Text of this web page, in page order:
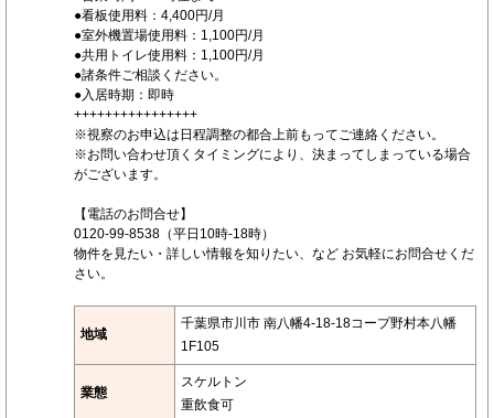
●看板使用料：4,400円/月
●室外機置場使用料：1,100円/月
●共用トイレ使用料：1,100円/月
●諸条件ご相談ください。
●入居時期：即時
++++++++++++++++
※視察のお申込は日程調整の都合上前もってご連絡ください。
※お問い合わせ頂くタイミングにより、決まってしまっている場合
がございます。
【電話のお問合せ】
0120-99-8538（平日10時-18時）
物件を見たい・詳しい情報を知りたい、など お気軽にお問合せくだ
さい。
地域
千葉県市川市 南八幡4-18-18コープ野村本八幡
1F105
業態
スケルトン
重飲食可